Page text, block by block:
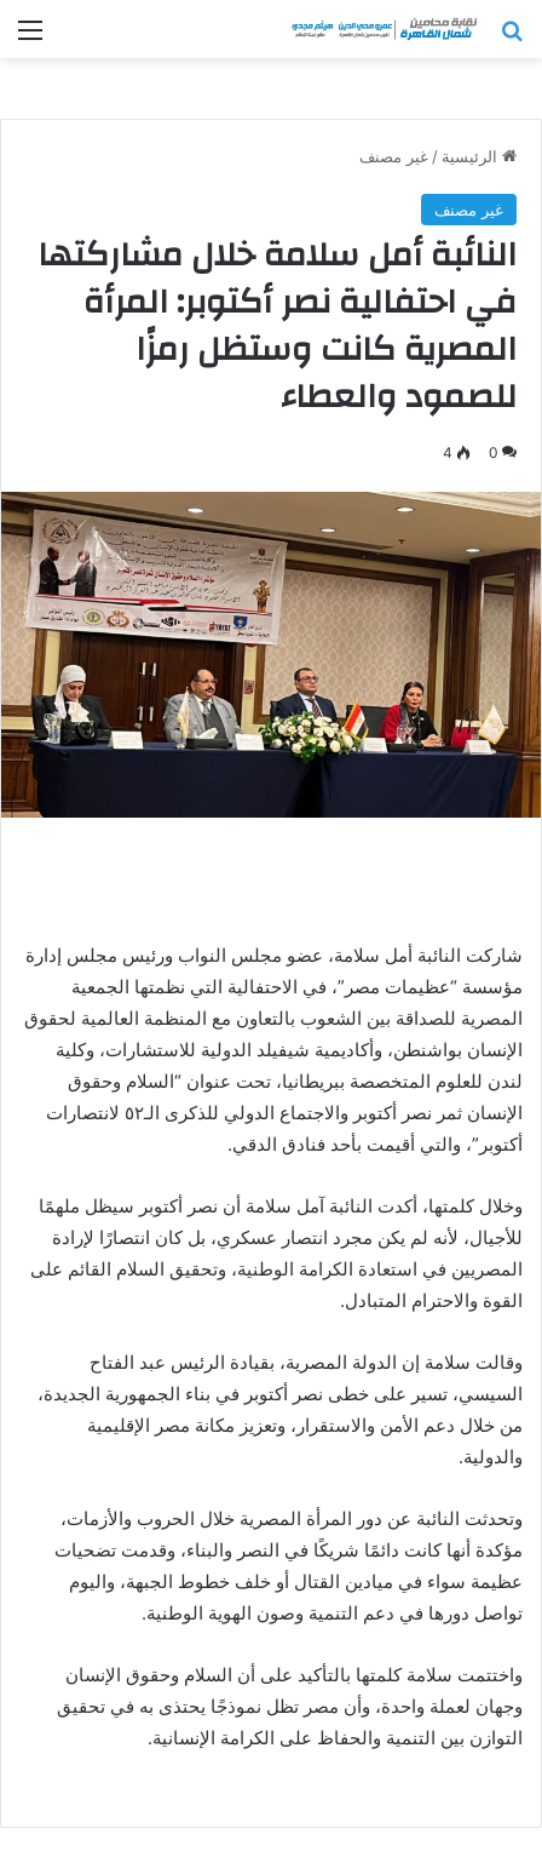
بحث عن
الرئيسية / غير مصنف
غير مصنف
النائبة أمل سلامة خلال مشاركتها
في احتفالية نصر أكتوبر: المرأة
المصرية كانت وستظل رمزًا
للصمود والعطاء
0
4
شاركت النائبة أمل سلامة، عضو مجلس النواب ورئيس مجلس إدارة
مؤسسة “عظيمات مصر”، في الاحتفالية التي نظمتها الجمعية
المصرية للصداقة بين الشعوب بالتعاون مع المنظمة العالمية لحقوق
الإنسان بواشنطن، وأكاديمية شيفيلد الدولية للاستشارات، وكلية
لندن للعلوم المتخصصة ببريطانيا، تحت عنوان “السلام وحقوق
الإنسان ثمر نصر أكتوبر والاجتماع الدولي للذكرى الـ٥٢ لانتصارات
أكتوبر”، والتي أقيمت بأحد فنادق الدقي.
وخلال كلمتها، أكدت النائبة آمل سلامة أن نصر أكتوبر سيظل ملهمًا
للأجيال، لأنه لم يكن مجرد انتصار عسكري، بل كان انتصارًا لإرادة
المصريين في استعادة الكرامة الوطنية، وتحقيق السلام القائم على
القوة والاحترام المتبادل.
وقالت سلامة إن الدولة المصرية، بقيادة الرئيس عبد الفتاح
السيسي، تسير على خطى نصر أكتوبر في بناء الجمهورية الجديدة،
من خلال دعم الأمن والاستقرار، وتعزيز مكانة مصر الإقليمية
والدولية.
وتحدثت النائبة عن دور المرأة المصرية خلال الحروب والأزمات،
مؤكدة أنها كانت دائمًا شريكًا في النصر والبناء، وقدمت تضحيات
عظيمة سواء في ميادين القتال أو خلف خطوط الجبهة، واليوم
تواصل دورها في دعم التنمية وصون الهوية الوطنية.
واختتمت سلامة كلمتها بالتأكيد على أن السلام وحقوق الإنسان
وجهان لعملة واحدة، وأن مصر تظل نموذجًا يحتذى به في تحقيق
التوازن بين التنمية والحفاظ على الكرامة الإنسانية.